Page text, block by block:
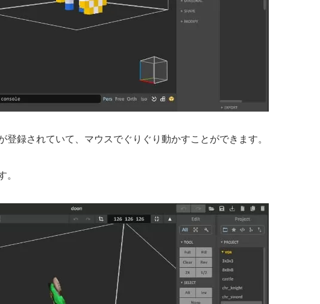
録されていて、マウスでぐりぐり動かすことができます。
。